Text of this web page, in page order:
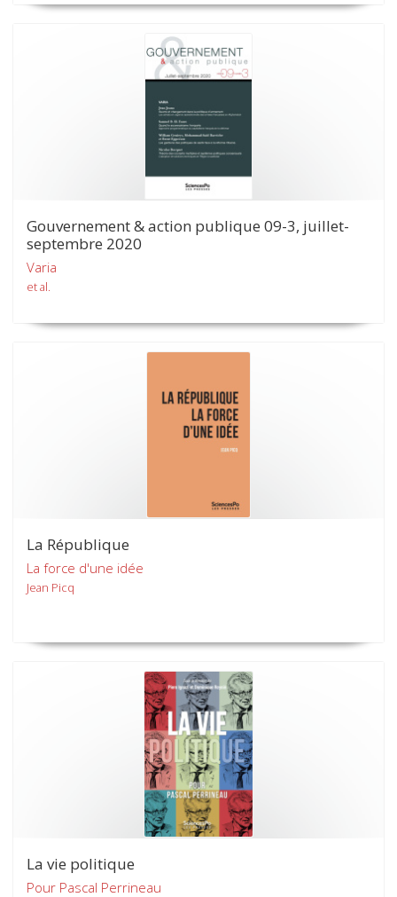
Gouvernement & action publique 09-3, juillet-
septembre 2020
Varia
et al.
La République
La force d'une idée
Jean Picq
La vie politique
Pour Pascal Perrineau